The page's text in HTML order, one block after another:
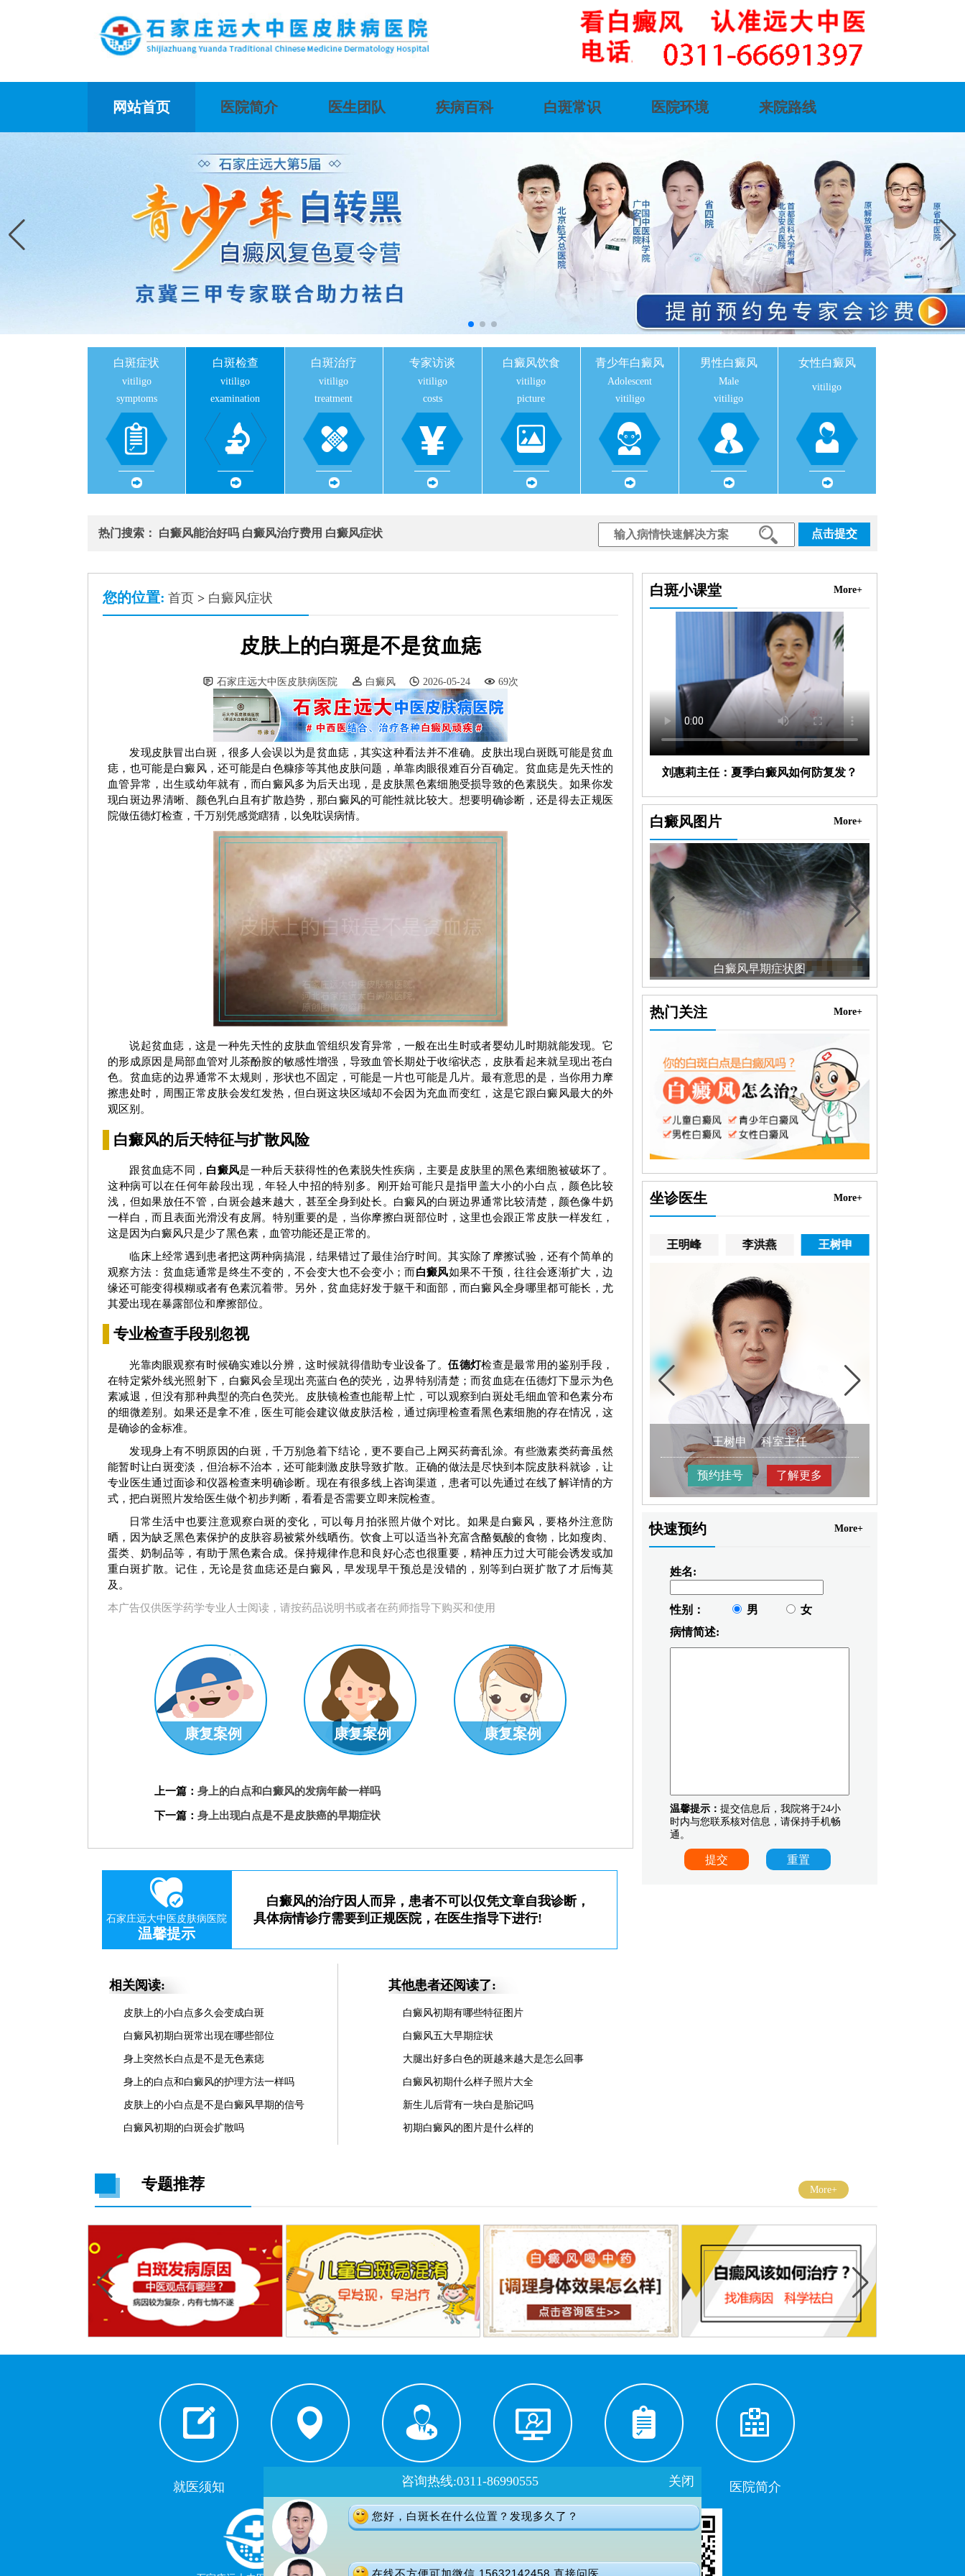
网站首页 医院简介 医生团队 疾病百科 白斑常识 医院环境 来院路线
白斑症状
vitiligo
symptoms
白斑检查
vitiligo
examination
白斑治疗
vitiligo
treatment
专家访谈
vitiligo
costs
白癜风饮食
vitiligo
picture
青少年白癜风
Adolescent
vitiligo
男性白癜风
Male
vitiligo
女性白癜风
vitiligo
热门搜索： 白癜风能治好吗 白癜风治疗费用 白癜风症状 点击提交
您的位置: 首页 > 白癜风症状
皮肤上的白斑是不是贫血痣
石家庄远大中医皮肤病医院 白癜风 2026-05-24 69次
发现皮肤冒出白斑，很多人会误以为是贫血痣，其实这种看法并不准确。皮肤出现白斑既可能是贫血
痣，也可能是白癜风，还可能是白色糠疹等其他皮肤问题，单靠肉眼很难百分百确定。贫血痣是先天性的
血管异常，出生或幼年就有，而白癜风多为后天出现，是皮肤黑色素细胞受损导致的色素脱失。如果你发
现白斑边界清晰、颜色乳白且有扩散趋势，那白癜风的可能性就比较大。想要明确诊断，还是得去正规医
院做伍德灯检查，千万别凭感觉瞎猜，以免耽误病情。
说起贫血痣，这是一种先天性的皮肤血管组织发育异常，一般在出生时或者婴幼儿时期就能发现。它
的形成原因是局部血管对儿茶酚胺的敏感性增强，导致血管长期处于收缩状态，皮肤看起来就呈现出苍白
色。贫血痣的边界通常不太规则，形状也不固定，可能是一片也可能是几片。最有意思的是，当你用力摩
擦患处时，周围正常皮肤会发红发热，但白斑这块区域却不会因为充血而变红，这是它跟白癜风最大的外
观区别。
白癜风的后天特征与扩散风险
跟贫血痣不同， 白癜风是一种后天获得性的色素脱失性疾病，主要是皮肤里的黑色素细胞被破坏了。
这种病可以在任何年龄段出现，年轻人中招的特别多。刚开始可能只是指甲盖大小的小白点，颜色比较
浅，但如果放任不管，白斑会越来越大，甚至全身到处长。白癜风的白斑边界通常比较清楚，颜色像牛奶
一样白，而且表面光滑没有皮屑。特别重要的是，当你摩擦白斑部位时，这里也会跟正常皮肤一样发红，
这是因为白癜风只是少了黑色素，血管功能还是正常的。
临床上经常遇到患者把这两种病搞混，结果错过了最佳治疗时间。其实除了摩擦试验，还有个简单的
观察方法：贫血痣通常是终生不变的，不会变大也不会变小；而白癜风如果不干预，往往会逐渐扩大，边
缘还可能变得模糊或者有色素沉着带。另外，贫血痣好发于躯干和面部，而白癜风全身哪里都可能长，尤
其爱出现在暴露部位和摩擦部位。
专业检查手段别忽视
光靠肉眼观察有时候确实难以分辨，这时候就得借助专业设备了。伍德灯检查是最常用的鉴别手段，
在特定紫外线光照射下，白癜风会呈现出亮蓝白色的荧光，边界特别清楚；而贫血痣在伍德灯下显示为色
素减退，但没有那种典型的亮白色荧光。皮肤镜检查也能帮上忙，可以观察到白斑处毛细血管和色素分布
的细微差别。如果还是拿不准，医生可能会建议做皮肤活检，通过病理检查看黑色素细胞的存在情况，这
是确诊的金标准。
发现身上有不明原因的白斑，千万别急着下结论，更不要自己上网买药膏乱涂。有些激素类药膏虽然
能暂时让白斑变淡，但治标不治本，还可能刺激皮肤导致扩散。正确的做法是尽快到本院皮肤科就诊，让
专业医生通过面诊和仪器检查来明确诊断。现在有很多线上咨询渠道，患者可以先通过在线了解详情的方
式，把白斑照片发给医生做个初步判断，看看是否需要立即来院检查。
日常生活中也要注意观察白斑的变化，可以每月拍张照片做个对比。如果是白癜风，要格外注意防
晒，因为缺乏黑色素保护的皮肤容易被紫外线晒伤。饮食上可以适当补充富含酪氨酸的食物，比如瘦肉、
蛋类、奶制品等，有助于黑色素合成。保持规律作息和良好心态也很重要，精神压力过大可能会诱发或加
重白斑扩散。记住，无论是贫血痣还是白癜风，早发现早干预总是没错的，别等到白斑扩散了才后悔莫
及。
本广告仅供医学药学专业人士阅读，请按药品说明书或者在药师指导下购买和使用
康复案例 康复案例 康复案例
上一篇： 身上的白点和白癜风的发病年龄一样吗
下一篇： 身上出现白点是不是皮肤癌的早期症状
白斑小课堂 More+
刘惠莉主任：夏季白癜风如何防复发？
白癜风图片 More+
白癜风早期症状图 白癜风早期症状图
热门关注 More+
坐诊医生 More+
王明峰 李洪燕 王树申
了解更多 预约挂号 了解更多 预约挂号 了解更多
王树申 科室主任
预约挂号 了解更多
快速预约 More+
姓名:
性别： 男
女
病情简述:
温馨提示： 提交信息后，我院将于24小
时内与您联系核对信息，请保持手机畅
通。
石家庄远大中医皮肤病医院
温馨提示
白癜风的治疗因人而异，患者不可以仅凭文章自我诊断，
具体病情诊疗需要到正规医院，在医生指导下进行!
相关阅读:
皮肤上的小白点多久会变成白斑
白癜风初期白斑常出现在哪些部位
身上突然长白点是不是无色素痣
身上的白点和白癜风的护理方法一样吗
皮肤上的小白点是不是白癜风早期的信号
白癜风初期的白斑会扩散吗
其他患者还阅读了:
白癜风初期有哪些特征图片
白癜风五大早期症状
大腿出好多白色的斑越来越大是怎么回事
白癜风初期什么样子照片大全
新生儿后背有一块白是胎记吗
初期白癜风的图片是什么样的
专题推荐 More+
就医须知 医生门诊 在线预约 自助挂号 医院简介
门诊时间：
咨询热线:0311-86990555 关闭
您好，白斑长在什么位置？发现多久了？